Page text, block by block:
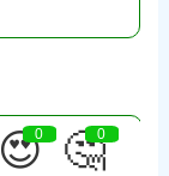
😍
0 🤔
0